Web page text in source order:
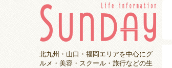
北九州・山口・福岡エリアを中心にグ
ルメ・美容・スクール・旅行などの生